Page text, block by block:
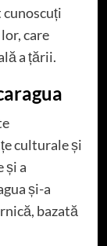
care
a țării.
culturale și
și a
și-a
bazată